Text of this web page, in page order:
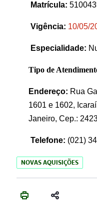
Matrícula:
Vigência: 10/05/
Especialidade:
Tipo de
Endereço: Rua
1601 e 1602,
Janeiro, Cep.:
Telefone: (021)
NOVAS AQUISIÇÕES